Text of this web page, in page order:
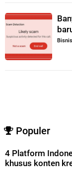
Bisnis
Populer
4 Platform
khusus konten